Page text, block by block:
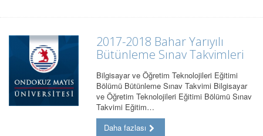
2017-2018 Bahar Yarıyılı
Bütünleme Sınav Takvimleri
Bilgisayar ve Öğretim Teknolojileri Eğitimi
Bölümü Bütünleme Sınav Takvimi Bilgisayar
ve Öğretim Teknolojileri Eğitimi Bölümü Sınav
Takvimi Eğitim…
Daha fazlası